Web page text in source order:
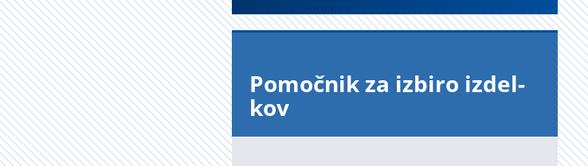
Po­moč­nik za iz­bi­ro iz­del­
kov